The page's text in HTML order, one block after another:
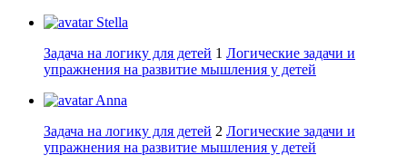
Stella
Задача на логику для детей 1 Логические задачи и
упражнения на развитие мышления у детей
Anna
Задача на логику для детей 2 Логические задачи и
упражнения на развитие мышления у детей